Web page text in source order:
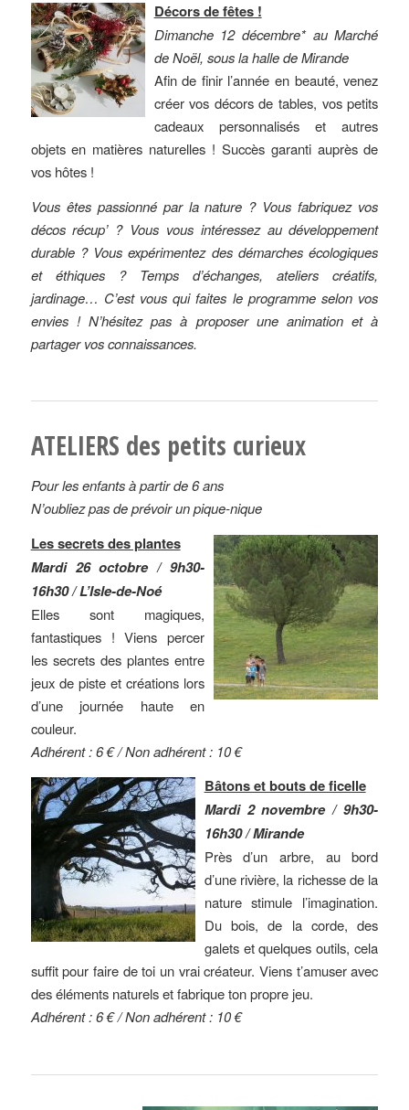
Décors de fêtes !
Dimanche 12 décembre* au Marché
de Noël, sous la halle de Mirande
Afin de finir l’année en beauté, venez
créer vos décors de tables, vos petits
cadeaux personnalisés et autres
objets en matières naturelles ! Succès garanti auprès de
vos hôtes !
Vous êtes passionné par la nature ? Vous fabriquez vos
décos récup’ ? Vous vous intéressez au développement
durable ? Vous expérimentez des démarches écologiques
et éthiques ? Temps d’échanges, ateliers créatifs,
jardinage… C’est vous qui faites le programme selon vos
envies ! N’hésitez pas à proposer une animation et à
partager vos connaissances.
ATELIERS des petits curieux
Pour les enfants à partir de 6 ans
N’oubliez pas de prévoir un pique-nique
Les secrets des plantes
Mardi 26 octobre / 9h30-
16h30 / L’Isle-de-Noé
Elles sont magiques,
fantastiques ! Viens percer
les secrets des plantes entre
jeux de piste et créations lors
d’une journée haute en
couleur.
Adhérent : 6 € / Non adhérent : 10 €
Bâtons et bouts de ficelle
Mardi 2 novembre / 9h30-
16h30 / Mirande
Près d’un arbre, au bord
d’une rivière, la richesse de la
nature stimule l’imagination.
Du bois, de la corde, des
galets et quelques outils, cela
suffit pour faire de toi un vrai créateur. Viens t’amuser avec
des éléments naturels et fabrique ton propre jeu.
Adhérent : 6 € / Non adhérent : 10 €